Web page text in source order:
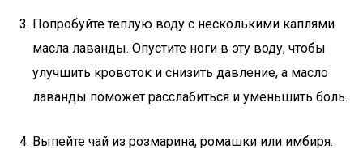
Попробуйте теплую воду с несколькими каплями
масла лаванды. Опустите ноги в эту воду, чтобы
улучшить кровоток и снизить давление, а масло
лаванды поможет расслабиться и уменьшить боль.
Выпейте чай из розмарина, ромашки или имбиря.